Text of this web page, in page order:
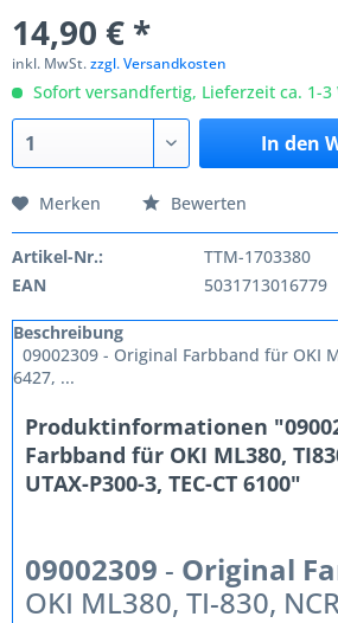
14,90 € *
inkl. MwSt.zzgl. Versandkosten
Sofort versandfertig, Lieferzeit ca. 1-3
In den
Merken Bewerten
Artikel-Nr.:
TTM-1703380
EAN
5031713016779
Beschreibung
09002309 - Original Farbband für OKI
6427, ...
Produktinformationen
Farbband für OKI ML380,
UTAX-P300-3, TEC-CT 6100"
09002309 - Original
OKI ML380, TI-830,